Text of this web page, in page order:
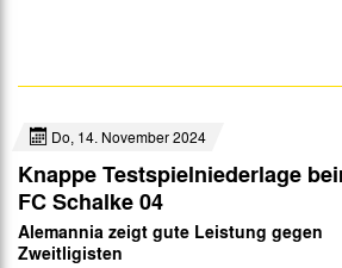
Do, 14. November 2024
Knappe Testspielniederlage
FC Schalke 04
Alemannia zeigt gute Leistung gegen
Zweitligisten